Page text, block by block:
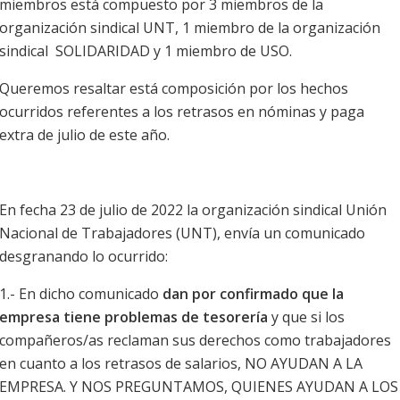
miembros está compuesto por 3 miembros de la
organización sindical UNT, 1 miembro de la organización
sindical SOLIDARIDAD y 1 miembro de USO.
Queremos resaltar está composición por los hechos
ocurridos referentes a los retrasos en nóminas y paga
extra de julio de este año.
En fecha 23 de julio de 2022 la organización sindical Unión
Nacional de Trabajadores (UNT), envía un comunicado
desgranando lo ocurrido:
1.- En dicho comunicado dan por confirmado que la
empresa tiene problemas de tesorería y que si los
compañeros/as reclaman sus derechos como trabajadores
en cuanto a los retrasos de salarios, NO AYUDAN A LA
EMPRESA. Y NOS PREGUNTAMOS, QUIENES AYUDAN A LOS